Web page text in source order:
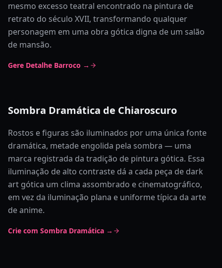
mesmo excesso teatral encontrado na pintura de
retrato do século XVII, transformando qualquer
personagem em uma obra gótica digna de um salão
de mansão.
Gere Detalhe Barroco →
Sombra Dramática de Chiaroscuro
Rostos e figuras são iluminados por uma única fonte
dramática, metade engolida pela sombra — uma
marca registrada da tradição de pintura gótica. Essa
iluminação de alto contraste dá a cada peça de dark
art gótica um clima assombrado e cinematográfico,
em vez da iluminação plana e uniforme típica da arte
de anime.
Crie com Sombra Dramática →